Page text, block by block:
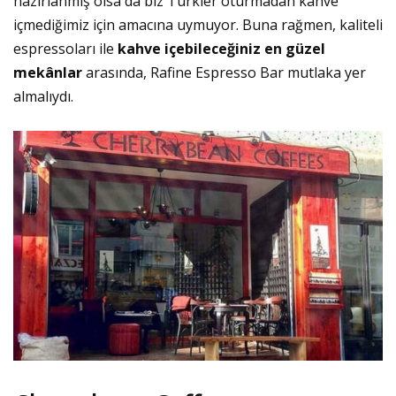
içmediğimiz için amacına uymuyor. Buna rağmen, kaliteli
espressoları ile kahve içebileceğiniz en güzel
mekânlararasında, Rafine Espresso Bar mutlaka yer
almalıydı.